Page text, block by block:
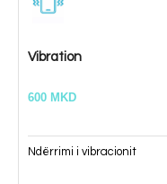
Vibration
600 MKD
Ndërrimi i vibracionit